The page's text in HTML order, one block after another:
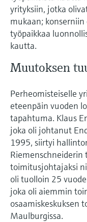
yrityksiin, jotka
mukaan;
työpaikkaa
kautta.
Muutoksen
Perheomisteiselle
eteenpäin vuoden
tapahtuma. Klaus
joka oli johtanut
1995, siirtyi
Riemenschneiderin
toimitusjohtajaksi
oli tuolloin 25
joka oli aiemmin
osaamiskeskuksen
Maulburgissa.